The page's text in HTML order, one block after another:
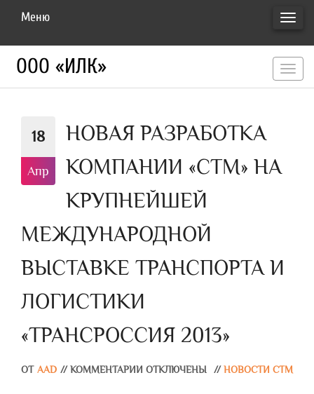
Меню
ООО «ИЛК»
18
Апр
НОВАЯ РАЗРАБОТКА
КОМПАНИИ «СТМ» НА
КРУПНЕЙШЕЙ
МЕЖДУНАРОДНОЙ
ВЫСТАВКЕ ТРАНСПОРТА И
ЛОГИСТИКИ
«ТРАНСРОССИЯ 2013»
ОТ AAD // КОММЕНТАРИИ ОТКЛЮЧЕНЫ // НОВОСТИ СТМ